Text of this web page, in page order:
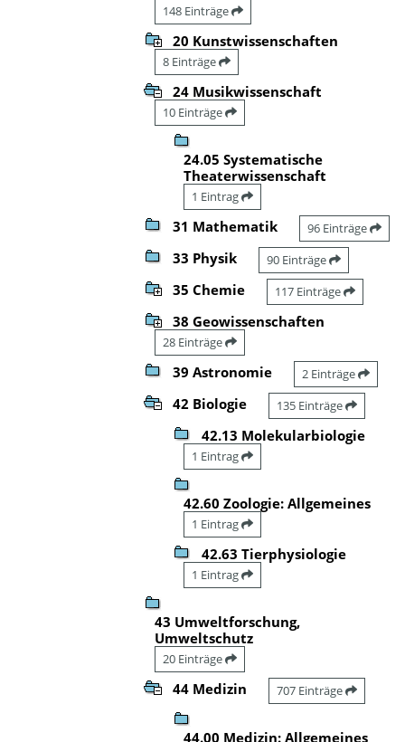
148 Einträge
20 Kunstwissenschaften
8 Einträge
24 Musikwissenschaft
10 Einträge
24.05 Systematische
Theaterwissenschaft
1 Eintrag
31 Mathematik 96 Einträge
33 Physik 90 Einträge
35 Chemie 117 Einträge
38 Geowissenschaften
28 Einträge
39 Astronomie 2 Einträge
42 Biologie 135 Einträge
42.13 Molekularbiologie
1 Eintrag
42.60 Zoologie: Allgemeines
1 Eintrag
42.63 Tierphysiologie
1 Eintrag
43 Umweltforschung,
Umweltschutz
20 Einträge
44 Medizin 707 Einträge
44.00 Medizin: Allgemeines